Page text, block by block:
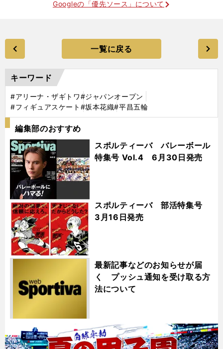
Googleの「優先ソース」について
一覧に戻る
キーワード
#アリーナ・ザギトワ#ジャパンオープン
#フィギュアスケート #坂本花織#平昌五輪
編集部のおすすめ
スポルティーバ バレーボール
特集号 Vol.4 6月30日発売
スポルティーバ 部活特集号
3月16日発売
最新記事などのお知らせが届
く プッシュ通知を受け取る方
法について